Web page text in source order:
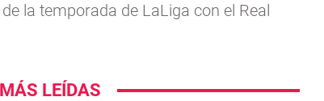
la temporada de LaLiga con el Real
LEÍDAS